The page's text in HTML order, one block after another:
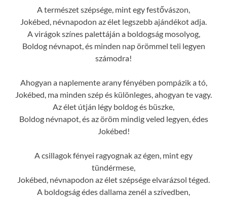
A természet szépsége, mint egy festővászon,
Jokébed, névnapodon az élet legszebb ajándékot adja.
A virágok színes palettáján a boldogság mosolyog,
Boldog névnapot, és minden nap örömmel teli legyen
számodra!
Ahogyan a naplemente arany fényében pompázik a tó,
Jokébed, ma minden szép és különleges, ahogyan te vagy.
Az élet útján légy boldog és büszke,
Boldog névnapot, és az öröm mindig veled legyen, édes
Jokébed!
A csillagok fényei ragyognak az égen, mint egy
tündérmese,
Jokébed, névnapodon az élet szépsége elvarázsol téged.
A boldogság édes dallama zenél a szívedben,